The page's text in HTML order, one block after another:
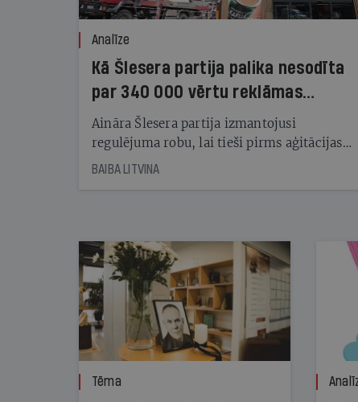
Analīze
Kā Šlesera partija palika nesodīta
par 340 000 vērtu reklāmas
kampaņu
Aināra Šlesera partija izmantojusi
regulējuma robu, lai tieši pirms aģitācijas
starta izreklamētos par summu, kas
BAIBA LITVINA
Tēma